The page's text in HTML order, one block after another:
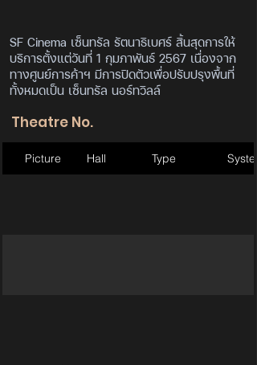
SF Cinema เซ็นทรัล รัตนาธิเบศร์ สิ้นสุดการให้
บริการตั้งแต่วันที่ 1 กุมภาพันธ์ 2567 เนื่องจาก
ทางศูนย์การค้าฯ มีการปิดตัวเพื่อปรับปรุงพื้นที่
ทั้งหมดเป็น เซ็นทรัล นอร์ทวิลล์
Theatre No.
Picture Hall Type System